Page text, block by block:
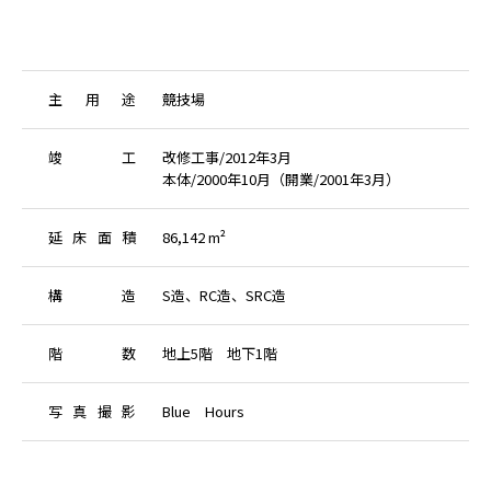
主 用 途 競技場
竣 工
改修工事/2012年3月
本体/2000年10月（開業/2001年3月）
延 床 面 積 86,142 m²
構 造 S造、RC造、SRC造
階 数 地上5階 地下1階
写 真 撮 影 Blue Hours